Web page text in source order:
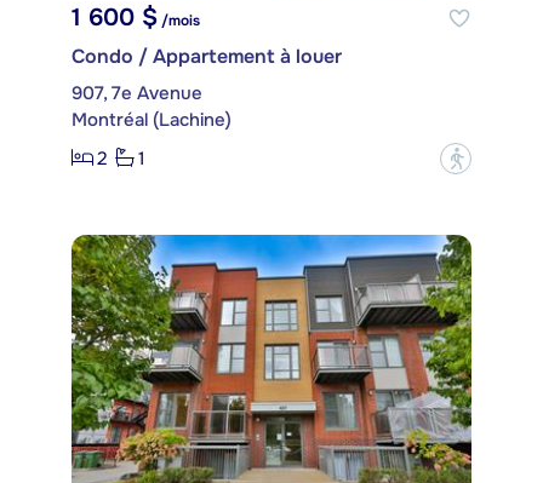
1 600 $ /mois
Condo / Appartement à louer
907, 7e Avenue
Montréal (Lachine)
2
1 ?